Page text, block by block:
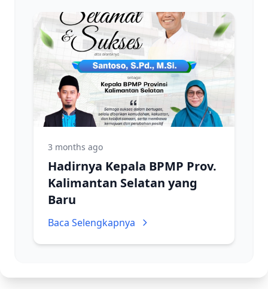
3 months ago
Hadirnya Kepala BPMP Prov.
Kalimantan Selatan yang
Baru
Baca Selengkapnya